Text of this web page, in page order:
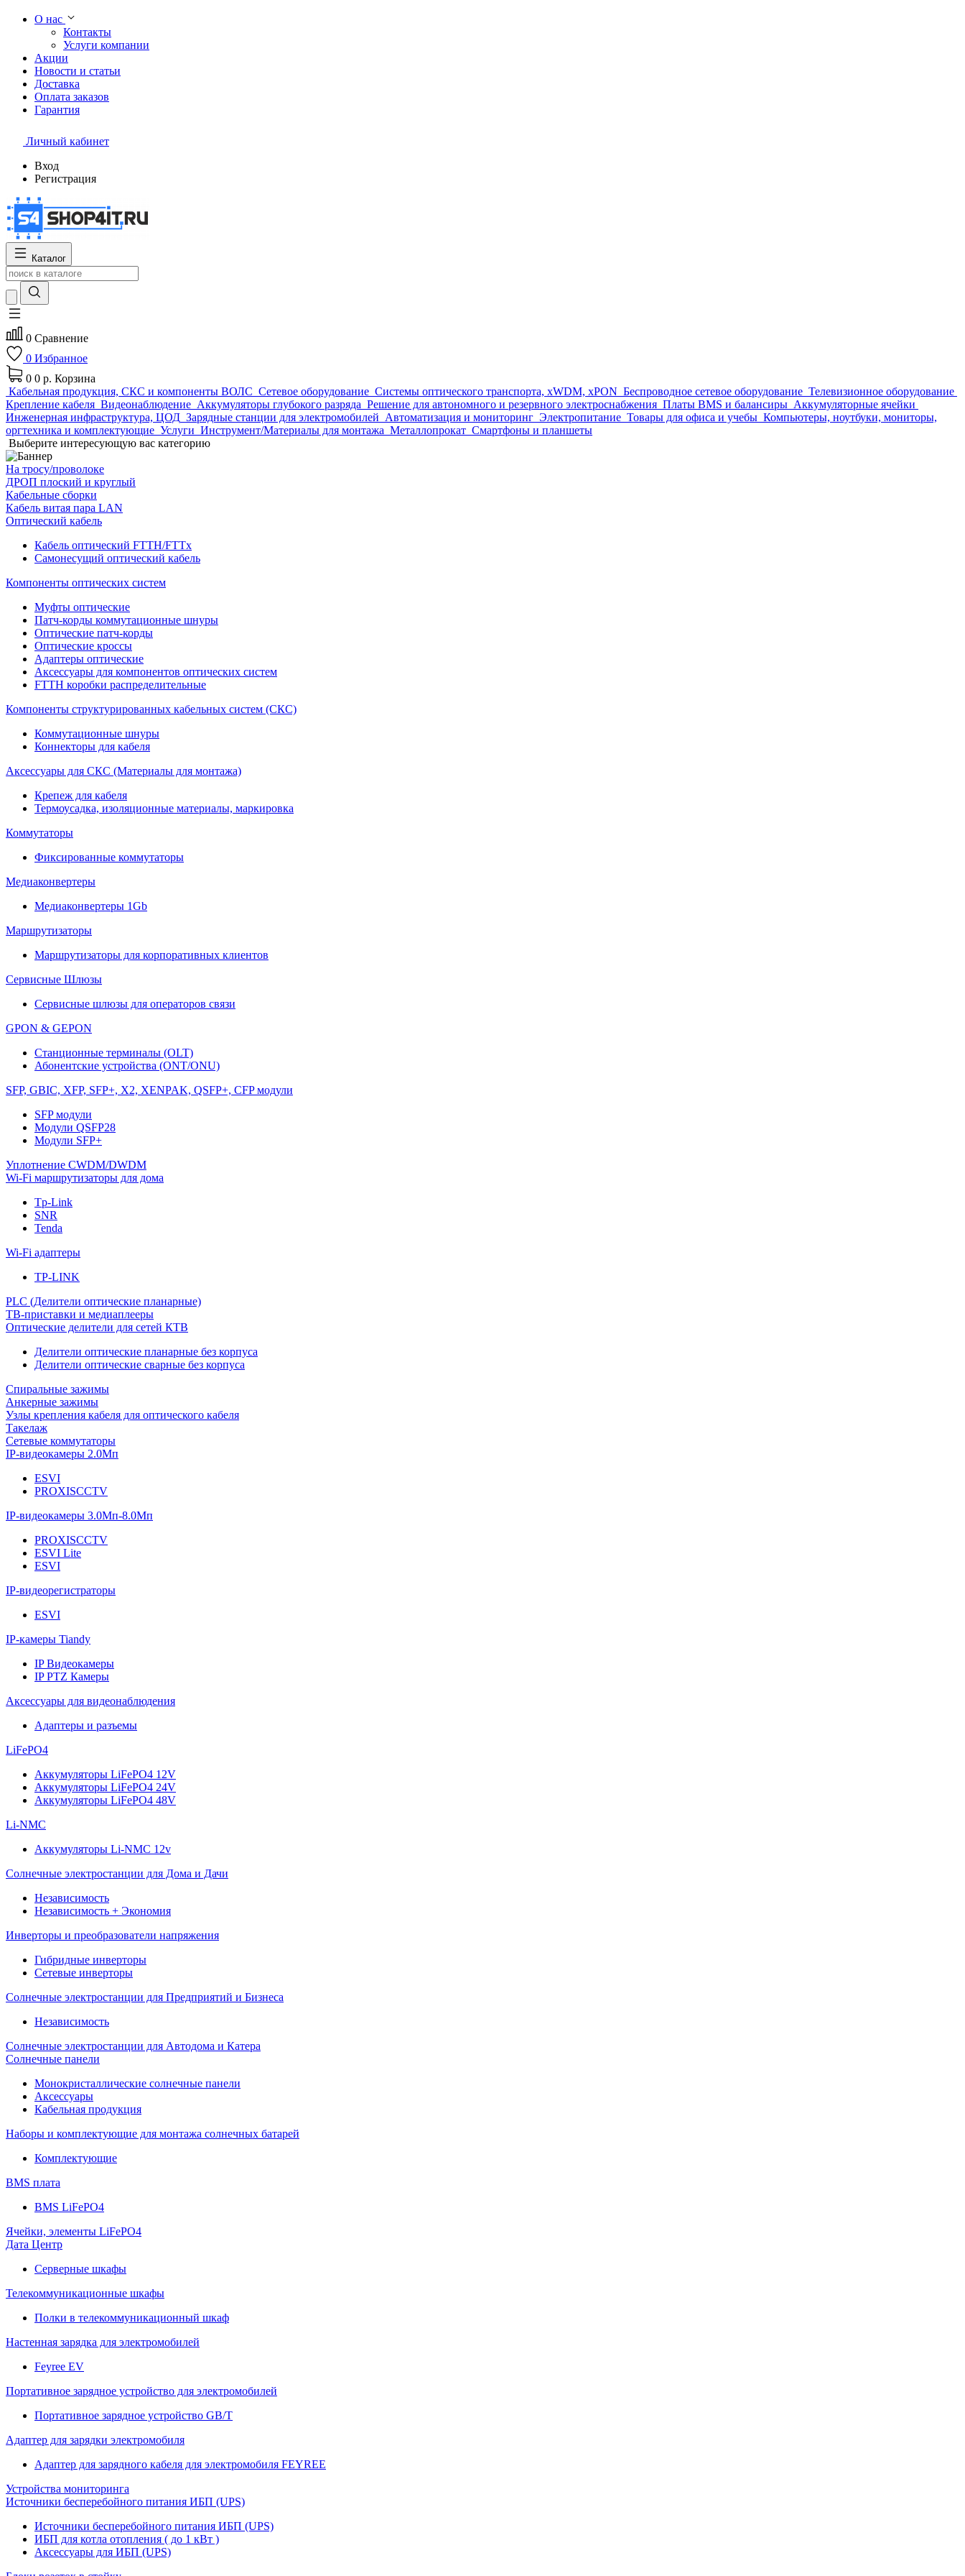
О нас
Контакты
Услуги компании
Акции
Новости и статьи
Доставка
Оплата заказов
Гарантия
Личный кабинет
Вход
Регистрация
Каталог
0 Сравнение
0 Избранное
0 0 р. Корзина
Кабельная продукция, СКС и компоненты ВОЛС Сетевое оборудование Системы оптического транспорта, xWDM, xPON Беспроводное сетевое оборудование Телевизионное оборудование
Крепление кабеля Видеонаблюдение Аккумуляторы глубокого разряда Решение для автономного и резервного электроснабжения Платы BMS и балансиры Аккумуляторные ячейки
Инженерная инфраструктура, ЦОД Зарядные станции для электромобилей Автоматизация и мониторинг Электропитание Товары для офиса и учебы Компьютеры, ноутбуки, мониторы,
оргтехника и комплектующие Услуги Инструмент/Материалы для монтажа Металлопрокат Смартфоны и планшеты
Выберите интересующую вас категорию
На тросу/проволоке
ДРОП плоский и круглый
Кабельные сборки
Кабель витая пара LAN
Оптический кабель
Кабель оптический FTTH/FTTx
Самонесущий оптический кабель
Компоненты оптических систем
Муфты оптические
Патч-корды коммутационные шнуры
Оптические патч-корды
Оптические кроссы
Адаптеры оптические
Аксессуары для компонентов оптических систем
FTTH коробки распределительные
Компоненты структурированных кабельных систем (СКС)
Коммутационные шнуры
Коннекторы для кабеля
Аксессуары для СКС (Материалы для монтажа)
Крепеж для кабеля
Термоусадка, изоляционные материалы, маркировка
Коммутаторы
Фиксированные коммутаторы
Медиаконвертеры
Медиаконвертеры 1Gb
Маршрутизаторы
Маршрутизаторы для корпоративных клиентов
Сервисные Шлюзы
Сервисные шлюзы для операторов связи
GPON & GEPON
Станционные терминалы (OLT)
Абонентские устройства (ONT/ONU)
SFP, GBIC, XFP, SFP+, X2, XENPAK, QSFP+, CFP модули
SFP модули
Модули QSFP28
Модули SFP+
Уплотнение CWDM/DWDM
Wi-Fi маршрутизаторы для дома
Tp-Link
SNR
Tenda
Wi-Fi адаптеры
TP-LINK
PLC (Делители оптические планарные)
ТВ-приставки и медиаплееры
Оптические делители для сетей КТВ
Делители оптические планарные без корпуса
Делители оптические сварные без корпуса
Спиральные зажимы
Анкерные зажимы
Узлы крепления кабеля для оптического кабеля
Такелаж
Сетевые коммутаторы
IP-видеокамеры 2.0Мп
ESVI
PROXISCCTV
IP-видеокамеры 3.0Мп-8.0Мп
PROXISCCTV
ESVI Lite
ESVI
IP-видеорегистраторы
ESVI
IP-камеры Tiandy
IP Видеокамеры
IP PTZ Камеры
Аксессуары для видеонаблюдения
Адаптеры и разъемы
LiFePO4
Аккумуляторы LiFePO4 12V
Аккумуляторы LiFePO4 24V
Аккумуляторы LiFePO4 48V
Li-NMC
Аккумуляторы Li-NMC 12v
Солнечные электростанции для Дома и Дачи
Независимость
Независимость + Экономия
Инверторы и преобразователи напряжения
Гибридные инверторы
Сетевые инверторы
Солнечные электростанции для Предприятий и Бизнеса
Независимость
Солнечные электростанции для Автодома и Катера
Солнечные панели
Монокристаллические солнечные панели
Аксессуары
Кабельная продукция
Наборы и комплектующие для монтажа солнечных батарей
Комплектующие
BMS плата
BMS LiFePO4
Ячейки, элементы LiFePO4
Дата Центр
Серверные шкафы
Телекоммуникационные шкафы
Полки в телекоммуникационный шкаф
Настенная зарядка для электромобилей
Feyree EV
Портативное зарядное устройство для электромобилей
Портативное зарядное устройство GB/T
Адаптер для зарядки электромобиля
Адаптер для зарядного кабеля для электромобиля FEYREE
Устройства мониторинга
Источники бесперебойного питания ИБП (UPS)
Источники бесперебойного питания ИБП (UPS)
ИБП для котла отопления ( до 1 кВт )
Аксессуары для ИБП (UPS)